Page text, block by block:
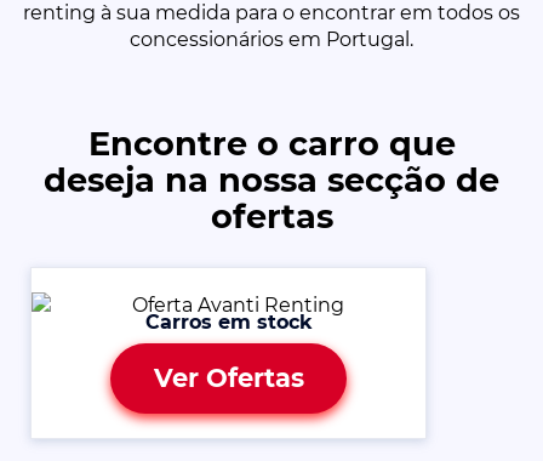
renting à sua medida para o encontrar em todos os
concessionários em Portugal.
Encontre o carro que
deseja na nossa secção de
ofertas
Carros em stock
Ver Ofertas